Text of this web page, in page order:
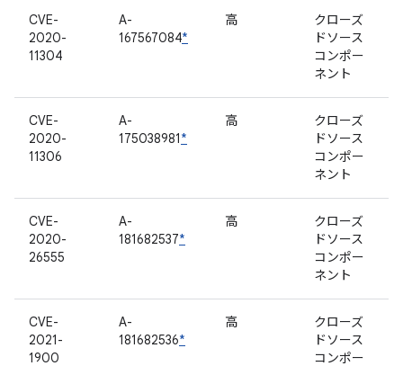
CVE-
2020-
11304
A-
167567084*
高
クローズ
ドソース
コンポー
ネント
CVE-
2020-
11306
A-
175038981*
高
クローズ
ドソース
コンポー
ネント
CVE-
2020-
26555
A-
181682537*
高
クローズ
ドソース
コンポー
ネント
CVE-
2021-
1900
A-
181682536*
高
クローズ
ドソース
コンポー